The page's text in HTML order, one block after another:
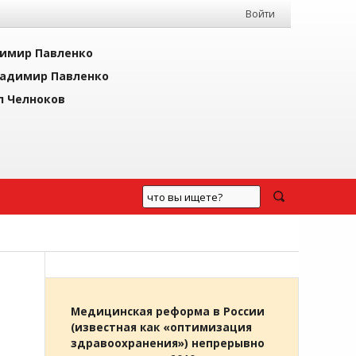
Войти
Павленко
Павленко
Челноков
Медицинская реформа в России
(известная как «оптимизация
здравоохранения») непрерывно